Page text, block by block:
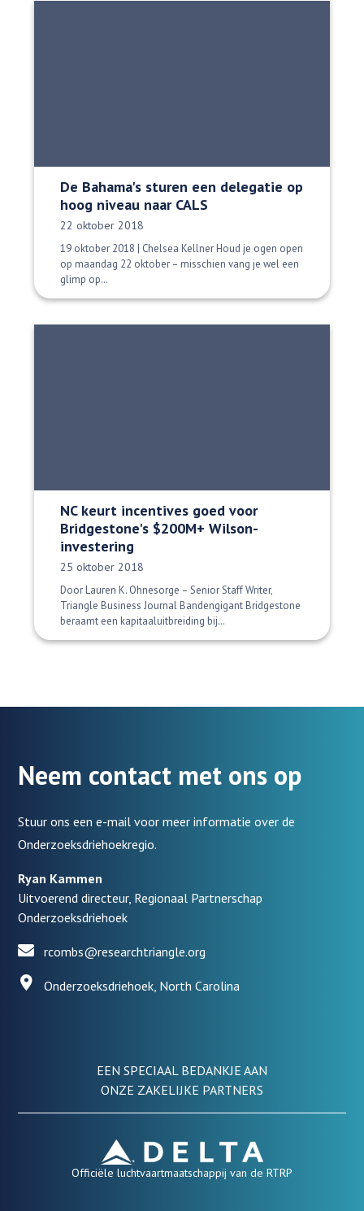
De Bahama's sturen een delegatie op
hoog niveau naar CALS
Datum gepubliceerd:
22 oktober 2018
19 oktober 2018 | Chelsea Kellner Houd je ogen open
op maandag 22 oktober – misschien vang je wel een
glimp op…
NC keurt incentives goed voor
Bridgestone's $200M+ Wilson-
investering
Datum gepubliceerd:
25 oktober 2018
Door Lauren K. Ohnesorge – Senior Staff Writer,
Triangle Business Journal Bandengigant Bridgestone
beraamt een kapitaaluitbreiding bij…
Neem contact met ons op
Stuur ons een e-mail voor meer informatie over de
Onderzoeksdriehoekregio.
Ryan Kammen
Uitvoerend directeur, Regionaal Partnerschap
Onderzoeksdriehoek
rcombs@researchtriangle.org
Onderzoeksdriehoek, North Carolina
EEN SPECIAAL BEDANKJE AAN
ONZE ZAKELIJKE PARTNERS
Officiële luchtvaartmaatschappij van de RTRP